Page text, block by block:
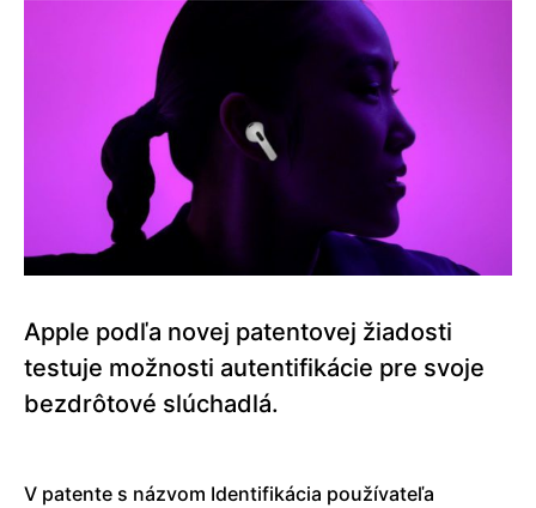
Apple podľa novej patentovej žiadosti
testuje možnosti autentifikácie pre svoje
bezdrôtové slúchadlá.
V patente s názvom Identifikácia používateľa